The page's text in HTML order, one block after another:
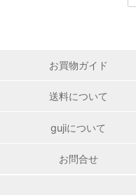
お買物ガイド
送料について
gujiについて
お問合せ